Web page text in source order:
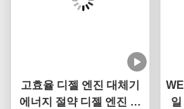
고효율 디젤 엔진 대체기
에너지 절약 디젤 엔진 부